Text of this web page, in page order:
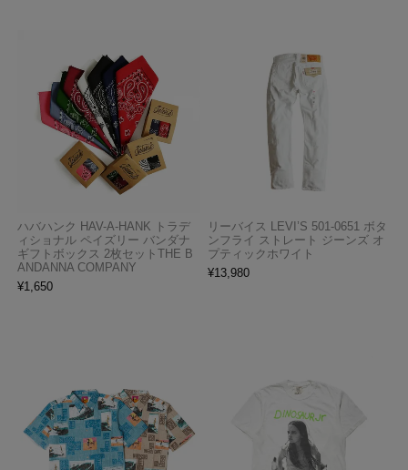
ハバハンク HAV-A-HANK トラデ
ィショナル ペイズリー バンダナ
ギフトボックス 2枚セットTHE B
ANDANNA COMPANY
¥1,650
リーバイス LEVI’S 501-0651 ボタ
ンフライ ストレート ジーンズ オ
プティックホワイト
¥13,980